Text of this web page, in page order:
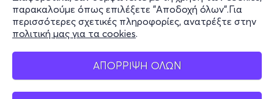
παρακαλούμε όπως επιλέξετε "Αποδοχή όλων".Για
περισσότερες σχετικές πληροφορίες, ανατρέξτε στην
πολιτική μας για τα cookies.
ΑΠΟΡΡΙΨΗ ΟΛΩΝ
Εισιτήρια